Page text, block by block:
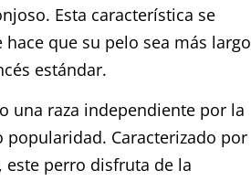
Esta característica se
que su pelo sea más largo
estándar.
una raza independiente por la
popularidad. Caracterizado por
este perro disfruta de la